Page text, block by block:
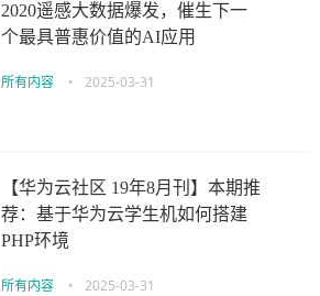
2020遥感大数据爆发，催生下一
个最具普惠价值的AI应用
所有内容 • 2025-03-31
【华为云社区 19年8月刊】本期推
荐：基于华为云学生机如何搭建
PHP环境
所有内容 • 2025-03-31